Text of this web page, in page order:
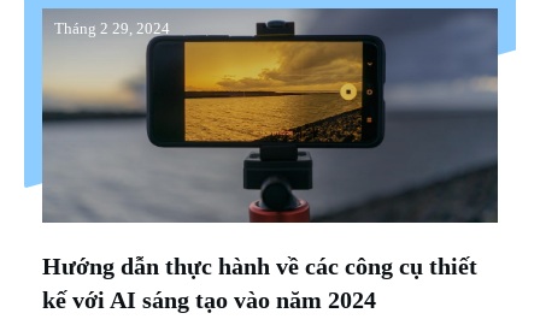
Tháng 2 29, 2024
Hướng dẫn thực hành về các công cụ thiết
kế với AI sáng tạo vào năm 2024